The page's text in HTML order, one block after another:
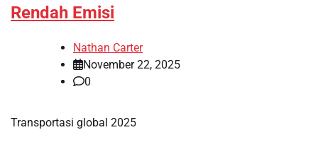
Rendah Emisi
Nathan Carter
November 22, 2025
0
Transportasi global 2025